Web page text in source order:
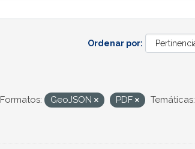
Ordenar por
Formatos: GeoJSON PDF
Temáticas: